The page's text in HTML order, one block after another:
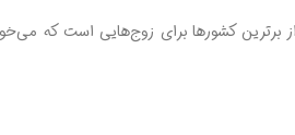
کشورها برای زوج‌هایی است که